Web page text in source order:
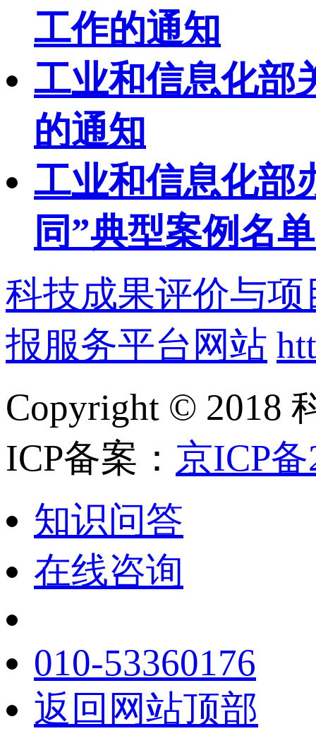
工作的通知
工业和信息化部
的通知
工业和信息化部
同”典型案例名
科技成果评价与
报服务平台网站
Copyright © 2018
ICP备案： 京ICP
知识问答
在线咨询
010-53360176
返回网站顶部